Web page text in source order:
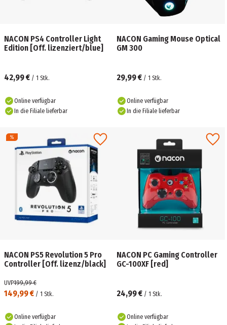
NACON PS4 Controller Light
Edition [Off. lizenziert/blue]
42,99 € / 1 Stk.
Online verfügbar
In die Filiale lieferbar
NACON Gaming Mouse Optical
GM 300
29,99 € / 1 Stk.
Online verfügbar
In die Filiale lieferbar
NACON PS5 Revolution 5 Pro
Controller [Off. lizenz/black]
149,99 € / 1 Stk.
UVP199,99 €
Online verfügbar
NACON PC Gaming Controller
GC-100XF [red]
24,99 € / 1 Stk.
Online verfügbar